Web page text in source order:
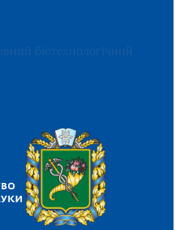
біотехнологічний